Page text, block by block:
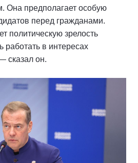
Она предполагает особую
перед гражданами.
политическую зрелость
работать в интересах
сказал он.